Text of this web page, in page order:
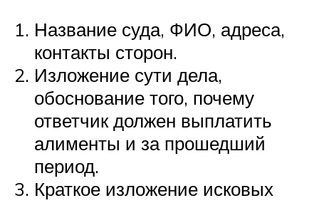
Название суда, ФИО, адреса,
контакты сторон.
Изложение сути дела,
обоснование того, почему
ответчик должен выплатить
алименты и за прошедший
период.
Краткое изложение исковых